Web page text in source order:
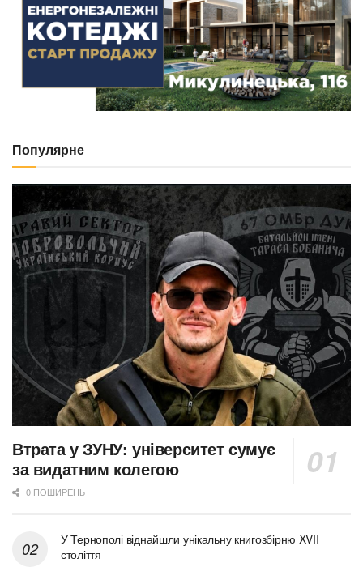
Популярне
Втрата у ЗУНУ: університет сумує
за видатним колегою
0 ПОШИРЕНЬ
У Тернополі віднайшли унікальну книгозбірню XVII
століття